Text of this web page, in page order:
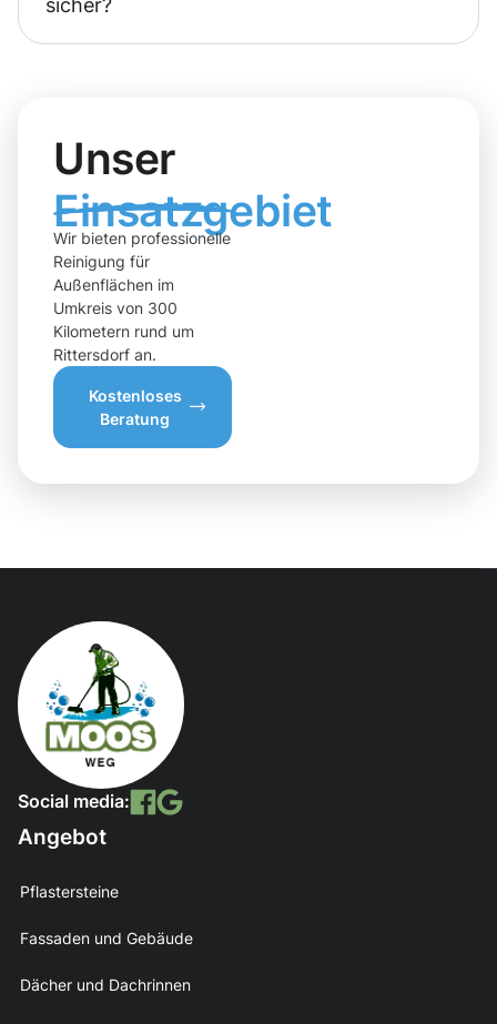
Unser
Einsatzgebiet
Wir bieten professionelle
Reinigung für
Außenflächen im
Umkreis von 300
Kilometern rund um
Rittersdorf an.
Kostenloses
Beratung
Social media:
Angebot
Pflastersteine
Fassaden und Gebäude
Dächer und Dachrinnen